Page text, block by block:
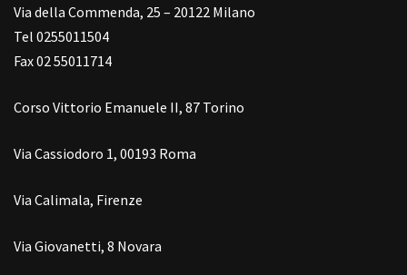
Via della Commenda, 25 – 20122 Milano
Tel 0255011504
Fax 02 55011714
Corso Vittorio Emanuele II, 87 Torino
Via Cassiodoro 1, 00193 Roma
Via Calimala, Firenze
Via Giovanetti, 8 Novara